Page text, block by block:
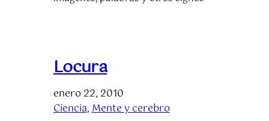
Locura
enero 22, 2010
Ciencia, Mente y cerebro